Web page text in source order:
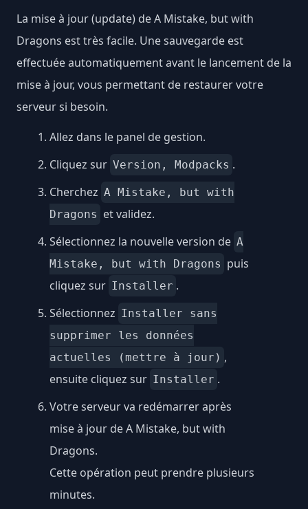
La mise à jour (update) de A Mistake, but with
Dragons est très facile. Une sauvegarde est
effectuée automatiquement avant le lancement de la
mise à jour, vous permettant de restaurer votre
serveur si besoin.
Allez dans le panel de gestion.
Cliquez sur Version, Modpacks .
Cherchez A Mistake, but with
Dragons et validez.
Sélectionnez la nouvelle version de A
Mistake, but with Dragons puis
cliquez sur Installer .
Sélectionnez Installer sans
supprimer les données
actuelles (mettre à jour) ,
ensuite cliquez sur Installer .
Votre serveur va redémarrer après
mise à jour de A Mistake, but with
Dragons.
Cette opération peut prendre plusieurs
minutes.